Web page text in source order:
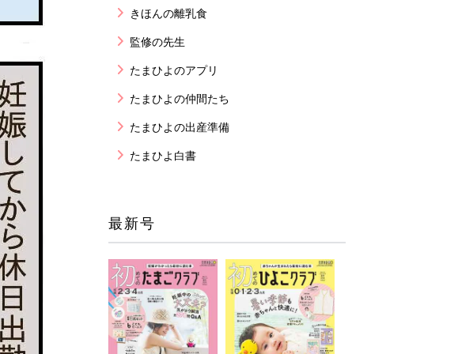
きほんの離乳食
監修の先生
たまひよのアプリ
たまひよの仲間たち
たまひよの出産準備
たまひよ白書
最新号